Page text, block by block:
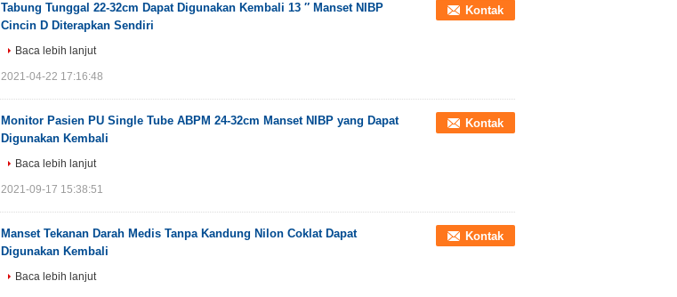
Tabung Tunggal 22-32cm Dapat Digunakan Kembali 13 ″ Manset NIBP
Cincin D Diterapkan Sendiri
Kontak
Baca lebih lanjut
2021-04-22 17:16:48
Monitor Pasien PU Single Tube ABPM 24-32cm Manset NIBP yang Dapat
Digunakan Kembali
Kontak
Baca lebih lanjut
2021-09-17 15:38:51
Manset Tekanan Darah Medis Tanpa Kandung Nilon Coklat Dapat
Digunakan Kembali
Kontak
Baca lebih lanjut